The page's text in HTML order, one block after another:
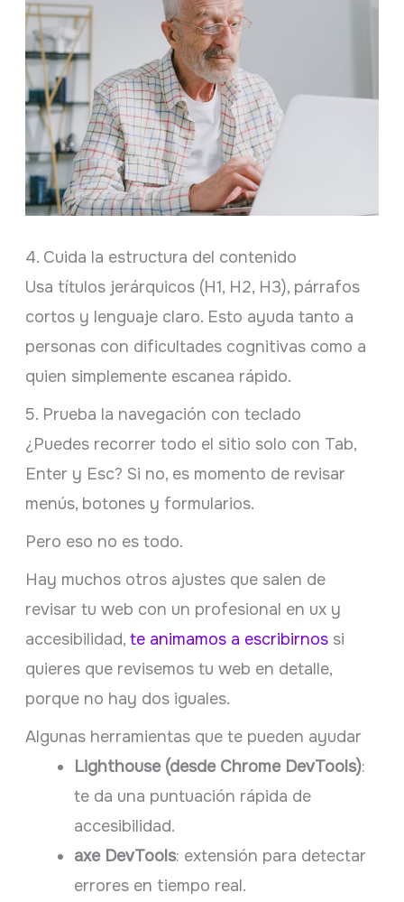
4. Cuida la estructura del contenido
Usa títulos jerárquicos (H1, H2, H3), párrafos
cortos y lenguaje claro. Esto ayuda tanto a
personas con dificultades cognitivas como a
quien simplemente escanea rápido.
5. Prueba la navegación con teclado
¿Puedes recorrer todo el sitio solo con Tab,
Enter y Esc? Si no, es momento de revisar
menús, botones y formularios.
Pero eso no es todo.
Hay muchos otros ajustes que salen de
revisar tu web con un profesional en ux y
accesibilidad, te animamos a escribirnos si
quieres que revisemos tu web en detalle,
porque no hay dos iguales.
Algunas herramientas que te pueden ayudar
Lighthouse (desde Chrome DevTools):
te da una puntuación rápida de
accesibilidad.
axe DevTools: extensión para detectar
errores en tiempo real.